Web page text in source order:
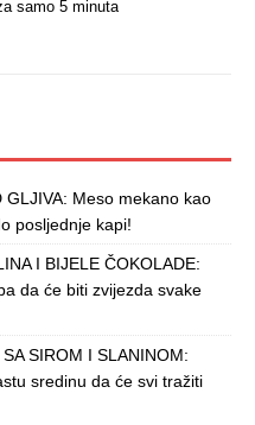
samo 5 minuta
GLJIVA: Meso mekano kao
posljednje kapi!
I BIJELE ČOKOLADE:
da će biti zvijezda svake
SIROM I SLANINOM:
sredinu da će svi tražiti